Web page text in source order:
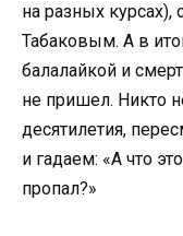
на разных курсах),
Табаковым. А в
балалайкой и
не пришел. Никто
десятилетия,
и гадаем: «А что
пропал?»